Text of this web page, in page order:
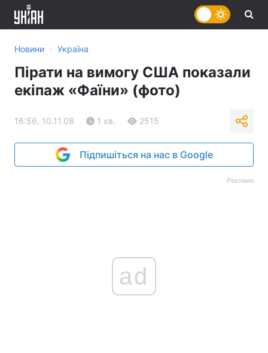
Новини › Україна
Пірати на вимогу США показали
екіпаж «Фаїни» (фото)
16:56, 10.11.08 1 хв. 2515
Підпишіться на нас в Google
Реклама
ad